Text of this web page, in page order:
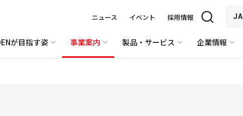
ニュース イベント 採用情報 JA
が目指す姿 事業案内 製品・サービス 企業情報